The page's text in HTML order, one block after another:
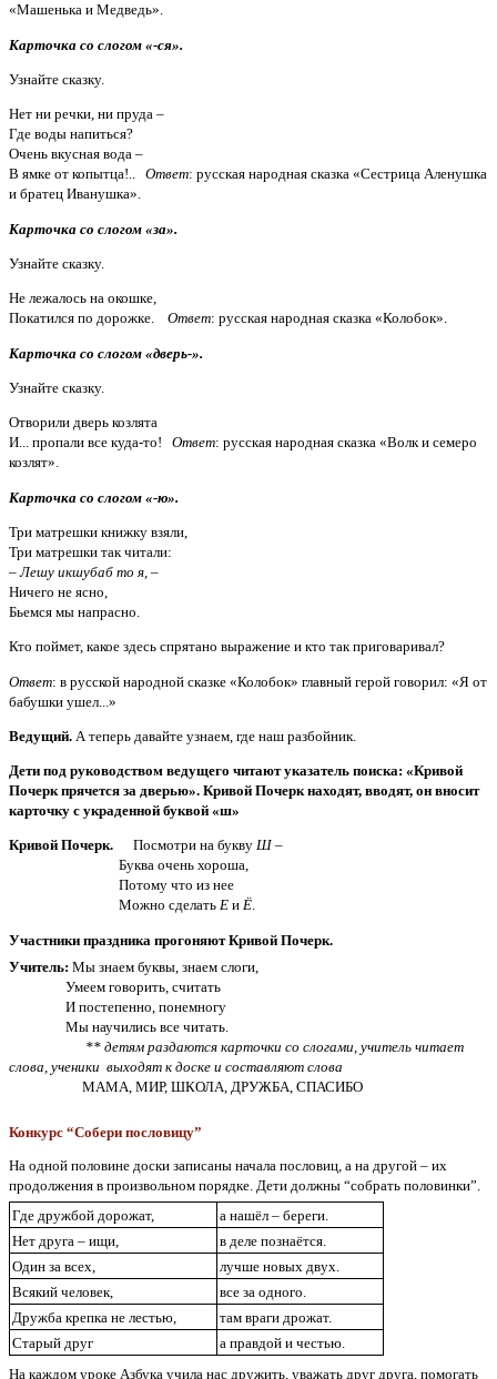
«Машенька и Медведь».
Карточка со слогом «-ся».
Узнайте сказку.
Нет ни речки, ни пруда –
Где воды напиться?
Очень вкусная вода –
В ямке от копытца!.. Ответ: русская народная сказка «Сестрица Аленушка
и братец Иванушка».
Карточка со слогом «за».
Узнайте сказку.
Не лежалось на окошке,
Покатился по дорожке. Ответ: русская народная сказка «Колобок».
Карточка со слогом «дверь-».
Узнайте сказку.
Отворили дверь козлята
И... пропали все куда-то! Ответ: русская народная сказка «Волк и семеро
козлят».
Карточка со слогом «-ю».
Три матрешки книжку взяли,
Три матрешки так читали:
– Лешу икшубаб то я, –
Ничего не ясно,
Бьемся мы напрасно.
Кто поймет, какое здесь спрятано выражение и кто так приговаривал?
Ответ: в русской народной сказке «Колобок» главный герой говорил: «Я от
бабушки ушел...»
Ведущий. А теперь давайте узнаем, где наш разбойник.
Дети под руководством ведущего читают указатель поиска: «Кривой
Почерк прячется за дверью». Кривой Почерк находят, вводят, он вносит
карточку с украденной буквой «ш»
Кривой Почерк. Посмотри на букву Ш –
Буква очень хороша,
Потому что из нее
Можно сделать Е и Ё.
Участники праздника прогоняют Кривой Почерк.
Учитель: Мы знаем буквы, знаем слоги,
Умеем говорить, считать
И постепенно, понемногу
Мы научились все читать.
** детям раздаются карточки со слогами, учитель читает
слова, ученики выходят к доске и составляют слова
МАМА, МИР, ШКОЛА, ДРУЖБА, СПАСИБО
Конкурс “Собери пословицу”
На одной половине доски записаны начала пословиц, а на другой – их
продолжения в произвольном порядке. Дети должны “собрать половинки”.
Где дружбой дорожат,
а нашёл – береги.
Нет друга – ищи,
в деле познаётся.
Один за всех,
лучше новых двух.
Всякий человек,
все за одного.
Дружба крепка не лестью,
там враги дрожат.
Старый друг
а правдой и честью.
На каждом уроке Азбука учила нас дружить, уважать друг друга, помогать